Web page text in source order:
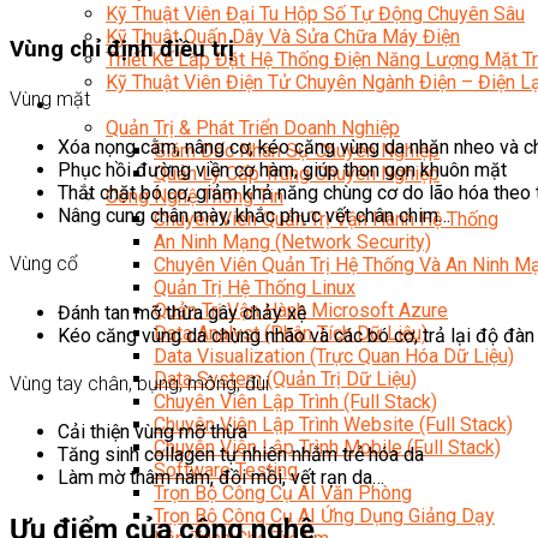
Kỹ Thuật Viên Đại Tu Hộp Số Tự Động Chuyên Sâu
Kỹ Thuật Quấn Dây Và Sửa Chữa Máy Điện
Thiết Kế Lắp Đặt Hệ Thống Điện Năng Lượng Mặt
Kỹ Thuật Viên Điện Tử Chuyên Ngành Điện – Điện
Ngành Khác
Quản Trị & Phát Triển Doanh Nghiệp
Giám Đốc Nhân Sự Chuyên Nghiệp
Quản Lý Cấp Trung Chuyên Nghiệp
Công Nghệ Thông Tin
Chuyên Viên Quản Trị Vận Hành Hệ Thống
An Ninh Mạng (Network Security)
Chuyên Viên Quản Trị Hệ Thống Và An Ninh
Quản Trị Hệ Thống Linux
Quản Trị Vận Hành Microsoft Azure
Data Analyst (Phân Tích Dữ Liệu)
Data Visualization (Trực Quan Hóa Dữ Liệu)
Data System (Quản Trị Dữ Liệu)
Chuyên Viên Lập Trình (Full Stack)
Chuyên Viên Lập Trình Website (Full Stack)
Chuyên Viên Lập Trình Mobile (Full Stack)
Software Testing
Trọn Bộ Công Cụ AI Văn Phòng
Trọn Bộ Công Cụ AI Ứng Dụng Giảng Dạy
Vùng chỉ định điều trị
Vùng mặt
Xóa nọng cằm, nâng cơ, kéo căng vùng da nhăn nheo và
Phục hồi đường viền cơ hàm, giúp thon gọn khuôn mặt
Thắt chặt bó cơ, giảm khả năng chùng cơ do lão hóa theo
Nâng cung chân mày, khắc phục vết chân chim…
Vùng cổ
Đánh tan mỡ thừa gây chảy xệ
Kéo căng vùng da chùng nhão và các bó cơ, trả lại độ
Vùng tay chân, bụng, mông, đùi
Cải thiện vùng mỡ thừa
Tăng sinh collagen tự nhiên nhằm trẻ hóa da
Làm mờ thâm nám, đồi mồi, vết rạn da…
Ưu điểm của công nghệ